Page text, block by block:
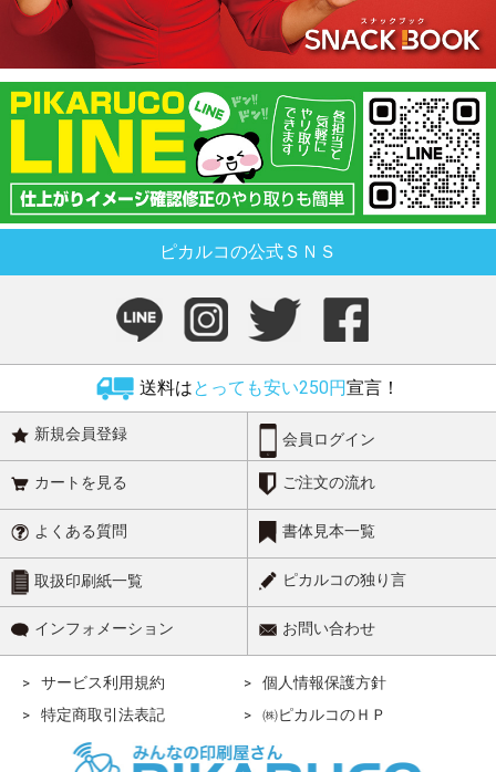
ピカルコの公式ＳＮＳ
送料はとっても安い250円宣言！
新規会員登録 会員ログイン
カートを見る ご注文の流れ
よくある質問 書体見本一覧
取扱印刷紙一覧 ピカルコの独り言
インフォメーション お問い合わせ
サービス利用規約
個人情報保護方針
特定商取引法表記
㈱ピカルコのＨＰ